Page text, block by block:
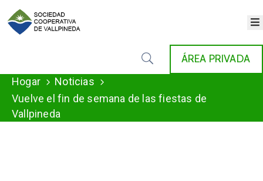
×
SERVICIOS
FONDAT
AGENDA
ÁREA PRIVADA
Hogar
Noticias
Vuelve el fin de semana de las fiestas de
Vallpineda